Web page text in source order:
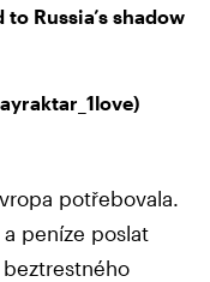
Russia’s shadow
potřebovala.
peníze poslat